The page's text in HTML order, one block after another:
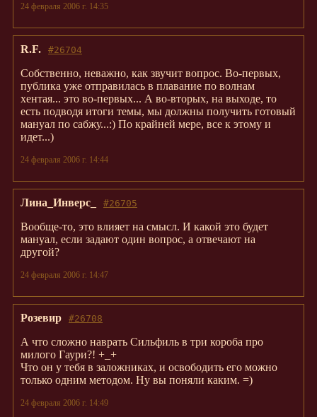
24 февраля 2006 г. 14:35
#26704
R.F.
Собственно, неважно, как звучит вопрос. Во-первых,
публика уже отправилась в плавание по волнам
хентая... это во-первых... А во-вторых, на выходе, то
есть подводя итоги темы, мы должны получить готовый
мануал по сабжу...:) По крайней мере, все к этому и
идет...)
24 февраля 2006 г. 14:44
#26705
Лина_Инверс_
Вообще-то, это влияет на смысл. И какой это будет
мануал, если задают один вопрос, а отвечают на
другой?
24 февраля 2006 г. 14:47
#26708
Розевир
А что сложно наврать Сильфиль в три короба про
милого Гаури?! +_+
Что он у тебя в заложниках, и освободить его можно
только одним методом. Ну вы поняли каким. =)
24 февраля 2006 г. 14:49